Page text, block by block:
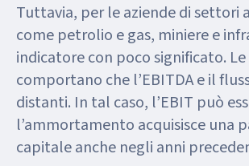
Tuttavia, per le aziende di settori
come petrolio e gas, miniere e
indicatore con poco significato.
comportano che l’EBITDA e il
distanti. In tal caso, l’EBIT può
l’ammortamento acquisisce una
capitale anche negli anni